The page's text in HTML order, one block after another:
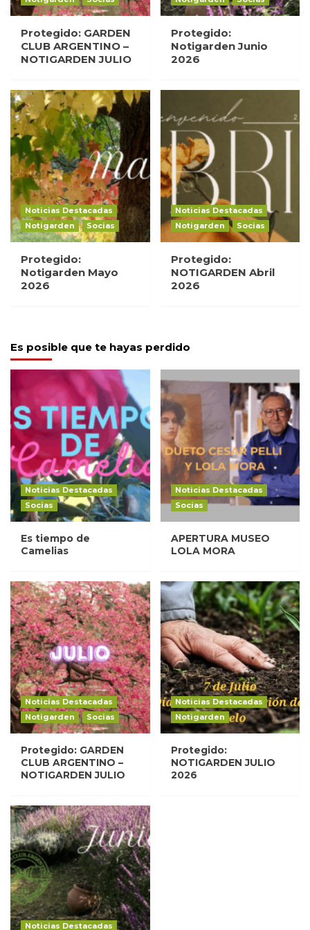
Protegido: GARDEN
CLUB ARGENTINO –
NOTIGARDEN JULIO
Protegido:
Notigarden Junio
2026
Noticias Destacadas
Notigarden
Socias
Protegido:
Notigarden Mayo
2026
Noticias Destacadas
Notigarden
Socias
Protegido:
NOTIGARDEN Abril
2026
Es posible que te hayas perdido
Noticias Destacadas
Socias
Es tiempo de
Camelias
Noticias Destacadas
Socias
APERTURA MUSEO
LOLA MORA
Noticias Destacadas
Notigarden
Socias
Protegido: GARDEN
CLUB ARGENTINO –
NOTIGARDEN JULIO
Noticias Destacadas
Notigarden
Protegido:
NOTIGARDEN JULIO
2026
Noticias Destacadas